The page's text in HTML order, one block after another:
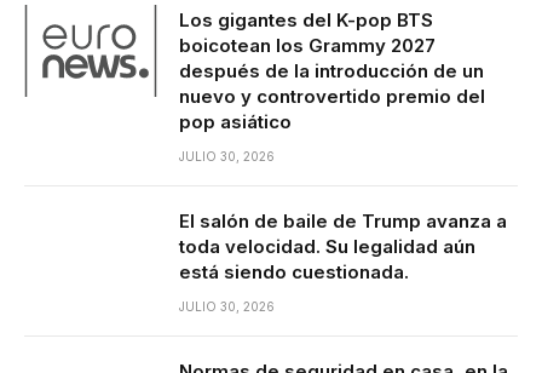
Los gigantes del K-pop BTS
boicotean los Grammy 2027
después de la introducción de un
nuevo y controvertido premio del
pop asiático
JULIO 30, 2026
El salón de baile de Trump avanza a
toda velocidad. Su legalidad aún
está siendo cuestionada.
JULIO 30, 2026